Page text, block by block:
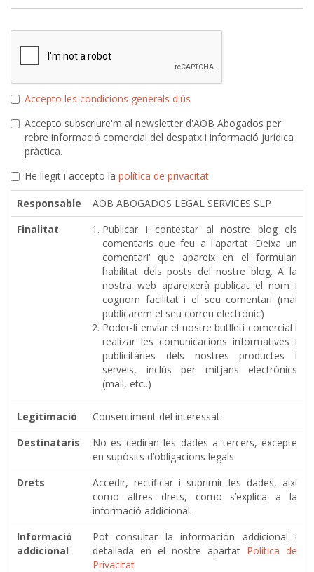
Accepto les condicions generals d'ús
Accepto subscriure'm al newsletter d'AOB Abogados per
rebre informació comercial del despatx i informació jurídica
pràctica.
He llegit i accepto la política de privacitat
Responsable
AOB ABOGADOS LEGAL SERVICES SLP
Finalitat
Publicar i contestar al nostre blog els
comentaris que feu a l'apartat 'Deixa un
comentari' que apareix en el formulari
habilitat dels posts del nostre blog. A la
nostra web apareixerà publicat el nom i
cognom facilitat i el seu comentari (mai
publicarem el seu correu electrònic)
Poder-li enviar el nostre butlletí comercial i
realizar les comunicacions informatives i
publicitàries dels nostres productes i
serveis, inclús per mitjans electrònics
(mail, etc..)
Legitimació
Consentiment del interessat.
Destinataris
No es cediran les dades a tercers, excepte
en supòsits d’obligacions legals.
Drets
Accedir, rectificar i suprimir les dades, així
como altres drets, como s’explica a la
informació addicional.
Informació
addicional
Pot consultar la información addicional i
detallada en el nostre apartat Política de
Privacitat